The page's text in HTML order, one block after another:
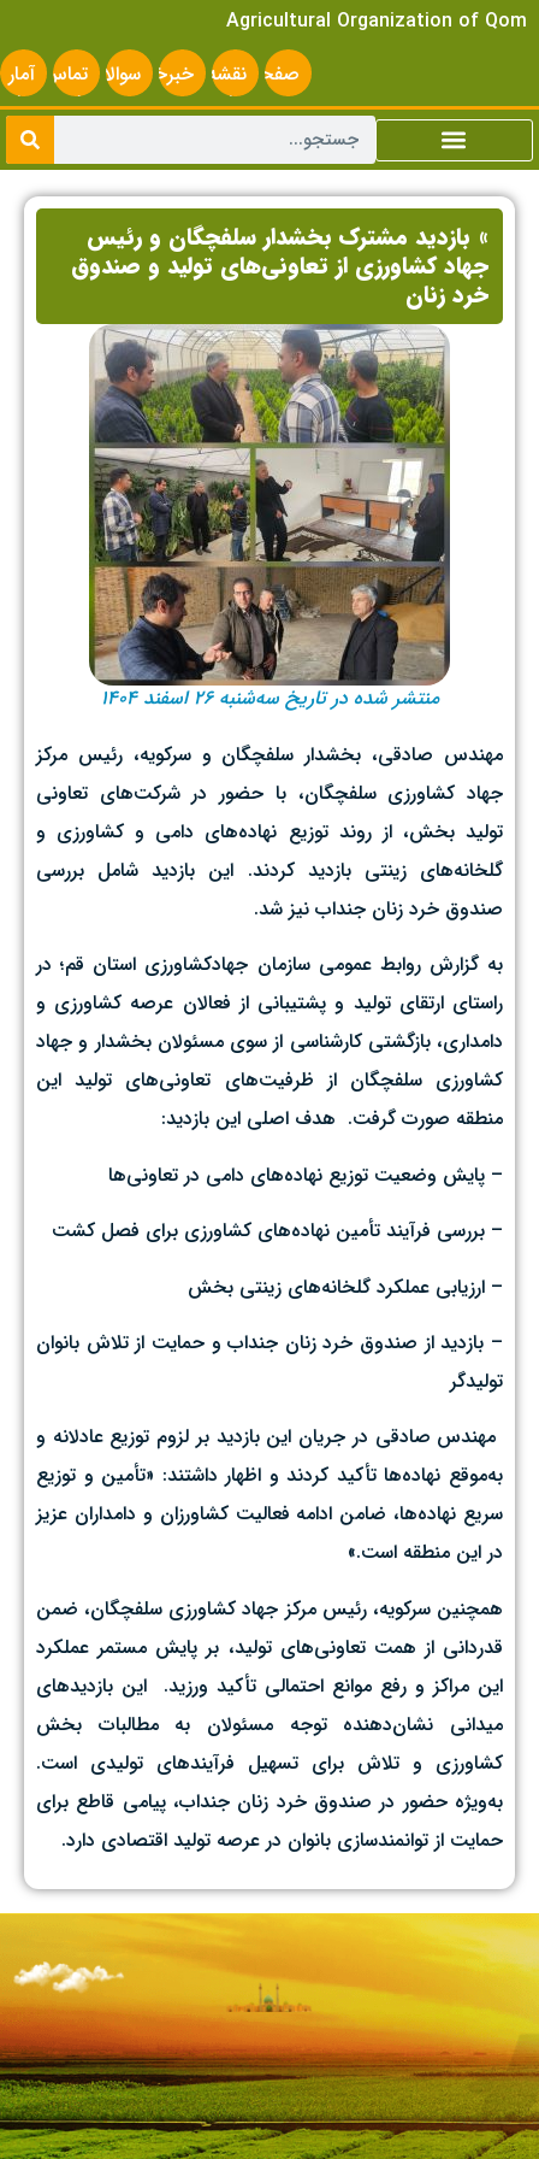
Agricultural Organization of Qom
صفحه
اصلی
نقشه
سایت
خبرخوانسوالات
متداول
تماس
با ما
آمار
» بازدید مشترک بخشدار سلفچگان و رئیس
جهاد کشاورزی از تعاونی‌های تولید و صندوق
خرد زنان
منتشر شده در تاریخ سه‌شنبه ۲۶ اسفند ۱۴۰۴
مهندس صادقی، بخشدار سلفچگان و سرکویه، رئیس مرکز
جهاد کشاورزی سلفچگان، با حضور در شرکت‌های تعاونی
تولید بخش، از روند توزیع نهاده‌های دامی و کشاورزی و
گلخانه‌های زینتی بازدید کردند. این بازدید شامل بررسی
صندوق خرد زنان جنداب نیز شد.
به گزارش روابط عمومی سازمان جهادکشاورزی استان قم؛ در
راستای ارتقای تولید و پشتیبانی از فعالان عرصه کشاورزی و
دامداری، بازگشتی کارشناسی از سوی مسئولان بخشدار و جهاد
کشاورزی سلفچگان از ظرفیت‌های تعاونی‌های تولید این
منطقه صورت گرفت. ‌ هدف اصلی این بازدید:
– پایش وضعیت توزیع نهاده‌های دامی در تعاونی‌ها
– بررسی فرآیند تأمین نهاده‌های کشاورزی برای فصل کشت
– ارزیابی عملکرد گلخانه‌های زینتی بخش
– بازدید از صندوق خرد زنان جنداب و حمایت از تلاش بانوان
تولیدگر
‌ مهندس صادقی در جریان این بازدید بر لزوم توزیع عادلانه و
به‌موقع نهاده‌ها تأکید کردند و اظهار داشتند: «تأمین و توزیع
سریع نهاده‌ها، ضامن ادامه فعالیت کشاورزان و دامداران عزیز
در این منطقه است.» ‌
همچنین سرکویه، رئیس مرکز جهاد کشاورزی سلفچگان، ضمن
قدردانی از همت تعاونی‌های تولید، بر پایش مستمر عملکرد
این مراکز و رفع موانع احتمالی تأکید ورزید. ‌ این بازدیدهای
میدانی نشان‌دهنده توجه مسئولان به مطالبات بخش
کشاورزی و تلاش برای تسهیل فرآیندهای تولیدی است.
به‌ویژه حضور در صندوق خرد زنان جنداب، پیامی قاطع برای
حمایت از توانمندسازی بانوان در عرصه تولید اقتصادی دارد.